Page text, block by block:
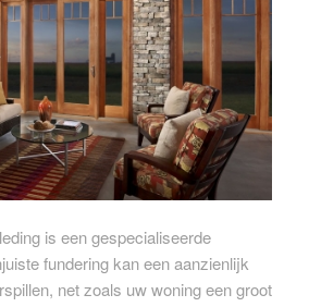
is een gespecialiseerde
fundering kan een aanzienlijk
net zoals uw woning een groot